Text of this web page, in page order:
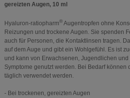
gereizten Augen, 10 ml
Hyaluron-ratiopharm®Augentropfen ohne
Reizungen und trockene Augen. Sie spenden
auch für Personen, die Kontaktlinsen tragen.
auf dem Auge und gibt ein Wohlgefühl. Es ist
und kann von Erwachsenen, Jugendlichen
Symptome genutzt werden. Bei Bedarf können
täglich verwendet werden.
- Bei trockenen, gereizten Augen